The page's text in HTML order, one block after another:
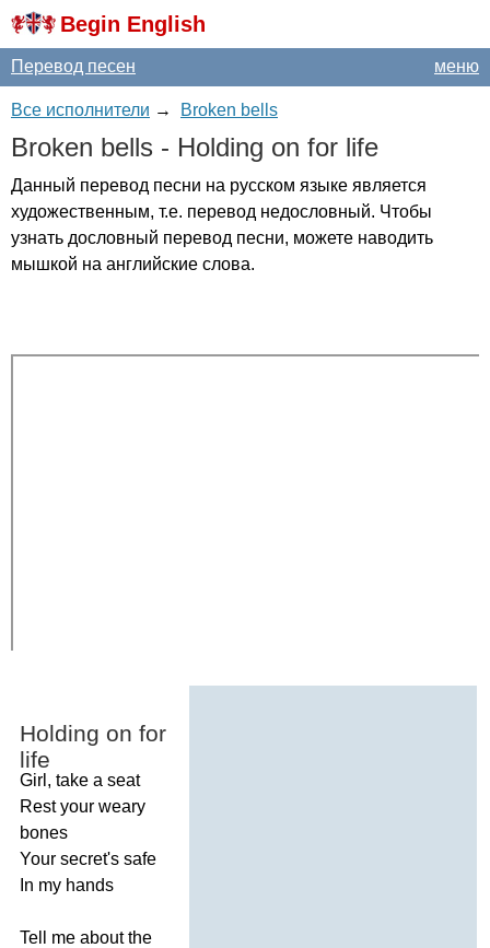
Begin English
меню
Перевод песен
Все исполнители → Broken bells
Broken bells - Holding on for life
Данный перевод песни на русском языке является
художественным, т.е. перевод недословный. Чтобы
узнать дословный перевод песни, можете наводить
мышкой на английские слова.
Holding on for
life
Girl , take a seat
Rest your weary
bones
Your secret's safe
In my hands
Tell me about the